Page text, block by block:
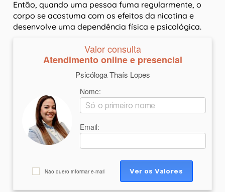
Então, quando uma pessoa fuma regularmente, o
corpo se acostuma com os efeitos da nicotina e
desenvolve uma dependência física e psicológica.
Valor consulta
Atendimento online e presencial
Psicóloga Thaís Lopes
Nome:
Email:
Não quero informar e-mail